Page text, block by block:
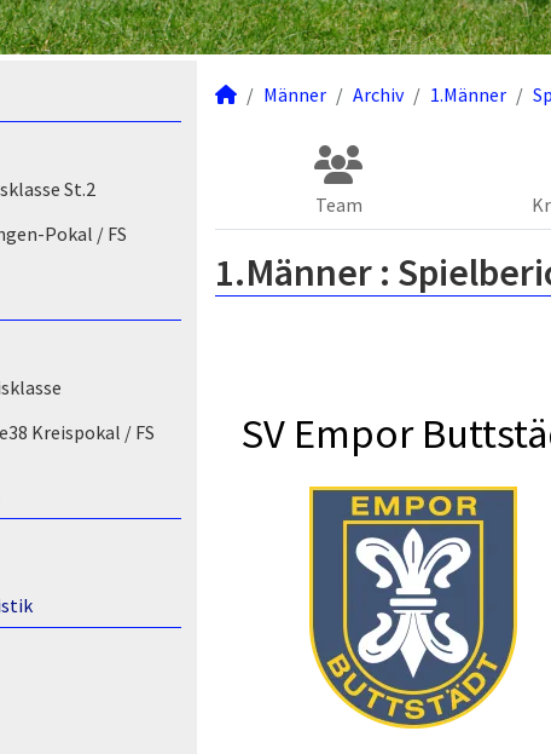
St.2
Pokal / FS
Kreispokal / FS
Männer Archiv 1.Männer
Team
1.Männer :
SV Empor